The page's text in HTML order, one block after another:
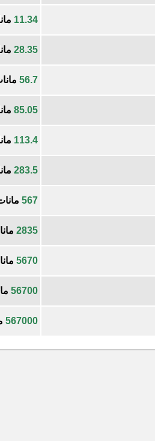
11.34
28.35
56.7
85.05
113.4
283.5
567
2835
5670
56700
567000